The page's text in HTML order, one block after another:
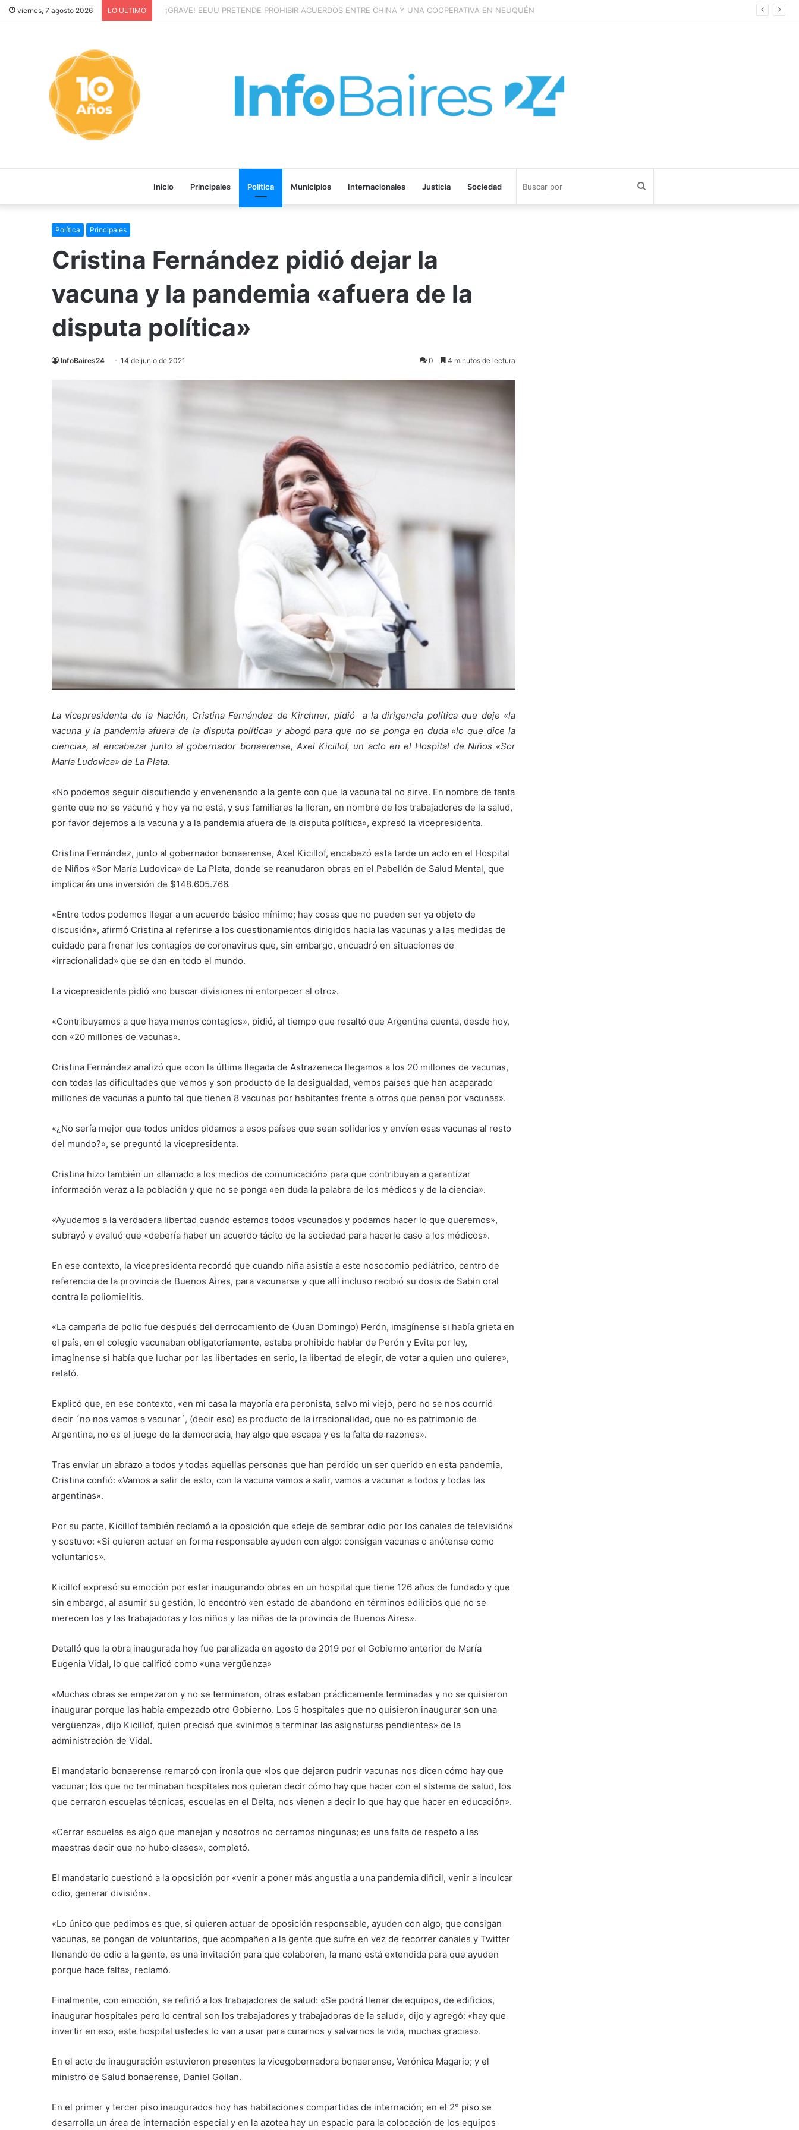
viernes, 7 agosto 2026 LO ULTIMO ¡GRAVE! EEUU PRETENDE PROHIBIR ACUERDOS ENTRE CHINA Y UNA COOPERATIVA EN NEUQUÉN
Inicio Principales Política Municipios Internacionales Justicia Sociedad
Política Principales
Cristina Fernández pidió dejar la
vacuna y la pandemia «afuera de la
disputa política»
InfoBaires24 14 de junio de 2021 0 4 minutos de lectura
La vicepresidenta de la Nación, Cristina Fernández de Kirchner, pidió a la dirigencia política que deje «la
vacuna y la pandemia afuera de la disputa política» y abogó para que no se ponga en duda «lo que dice la
ciencia», al encabezar junto al gobernador bonaerense, Axel Kicillof, un acto en el Hospital de Niños «Sor
María Ludovica» de La Plata.
«No podemos seguir discutiendo y envenenando a la gente con que la vacuna tal no sirve. En nombre de tanta
gente que no se vacunó y hoy ya no está, y sus familiares la lloran, en nombre de los trabajadores de la salud,
por favor dejemos a la vacuna y a la pandemia afuera de la disputa política», expresó la vicepresidenta.
Cristina Fernández, junto al gobernador bonaerense, Axel Kicillof, encabezó esta tarde un acto en el Hospital
de Niños «Sor María Ludovica» de La Plata, donde se reanudaron obras en el Pabellón de Salud Mental, que
implicarán una inversión de $148.605.766.
«Entre todos podemos llegar a un acuerdo básico mínimo; hay cosas que no pueden ser ya objeto de
discusión», afirmó Cristina al referirse a los cuestionamientos dirigidos hacia las vacunas y a las medidas de
cuidado para frenar los contagios de coronavirus que, sin embargo, encuadró en situaciones de
«irracionalidad» que se dan en todo el mundo.
La vicepresidenta pidió «no buscar divisiones ni entorpecer al otro».
«Contribuyamos a que haya menos contagios», pidió, al tiempo que resaltó que Argentina cuenta, desde hoy,
con «20 millones de vacunas».
Cristina Fernández analizó que «con la última llegada de Astrazeneca llegamos a los 20 millones de vacunas,
con todas las dificultades que vemos y son producto de la desigualdad, vemos países que han acaparado
millones de vacunas a punto tal que tienen 8 vacunas por habitantes frente a otros que penan por vacunas».
«¿No sería mejor que todos unidos pidamos a esos países que sean solidarios y envíen esas vacunas al resto
del mundo?», se preguntó la vicepresidenta.
Cristina hizo también un «llamado a los medios de comunicación» para que contribuyan a garantizar
información veraz a la población y que no se ponga «en duda la palabra de los médicos y de la ciencia».
«Ayudemos a la verdadera libertad cuando estemos todos vacunados y podamos hacer lo que queremos»,
subrayó y evaluó que «debería haber un acuerdo tácito de la sociedad para hacerle caso a los médicos».
En ese contexto, la vicepresidenta recordó que cuando niña asistía a este nosocomio pediátrico, centro de
referencia de la provincia de Buenos Aires, para vacunarse y que allí incluso recibió su dosis de Sabin oral
contra la poliomielitis.
«La campaña de polio fue después del derrocamiento de (Juan Domingo) Perón, imagínense si había grieta en
el país, en el colegio vacunaban obligatoriamente, estaba prohibido hablar de Perón y Evita por ley,
imagínense si había que luchar por las libertades en serio, la libertad de elegir, de votar a quien uno quiere»,
relató.
Explicó que, en ese contexto, «en mi casa la mayoría era peronista, salvo mi viejo, pero no se nos ocurrió
decir ´no nos vamos a vacunar´, (decir eso) es producto de la irracionalidad, que no es patrimonio de
Argentina, no es el juego de la democracia, hay algo que escapa y es la falta de razones».
Tras enviar un abrazo a todos y todas aquellas personas que han perdido un ser querido en esta pandemia,
Cristina confió: «Vamos a salir de esto, con la vacuna vamos a salir, vamos a vacunar a todos y todas las
argentinas».
Por su parte, Kicillof también reclamó a la oposición que «deje de sembrar odio por los canales de televisión»
y sostuvo: «Si quieren actuar en forma responsable ayuden con algo: consigan vacunas o anótense como
voluntarios».
Kicillof expresó su emoción por estar inaugurando obras en un hospital que tiene 126 años de fundado y que
sin embargo, al asumir su gestión, lo encontró «en estado de abandono en términos edilicios que no se
merecen los y las trabajadoras y los niños y las niñas de la provincia de Buenos Aires».
Detalló que la obra inaugurada hoy fue paralizada en agosto de 2019 por el Gobierno anterior de María
Eugenia Vidal, lo que calificó como «una vergüenza»
«Muchas obras se empezaron y no se terminaron, otras estaban prácticamente terminadas y no se quisieron
inaugurar porque las había empezado otro Gobierno. Los 5 hospitales que no quisieron inaugurar son una
vergüenza», dijo Kicillof, quien precisó que «vinimos a terminar las asignaturas pendientes» de la
administración de Vidal.
El mandatario bonaerense remarcó con ironía que «los que dejaron pudrir vacunas nos dicen cómo hay que
vacunar; los que no terminaban hospitales nos quieran decir cómo hay que hacer con el sistema de salud, los
que cerraron escuelas técnicas, escuelas en el Delta, nos vienen a decir lo que hay que hacer en educación».
«Cerrar escuelas es algo que manejan y nosotros no cerramos ningunas; es una falta de respeto a las
maestras decir que no hubo clases», completó.
El mandatario cuestionó a la oposición por «venir a poner más angustia a una pandemia difícil, venir a inculcar
odio, generar división».
«Lo único que pedimos es que, si quieren actuar de oposición responsable, ayuden con algo, que consigan
vacunas, se pongan de voluntarios, que acompañen a la gente que sufre en vez de recorrer canales y Twitter
llenando de odio a la gente, es una invitación para que colaboren, la mano está extendida para que ayuden
porque hace falta», reclamó.
Finalmente, con emoción, se refirió a los trabajadores de salud: «Se podrá llenar de equipos, de edificios,
inaugurar hospitales pero lo central son los trabajadores y trabajadoras de la salud», dijo y agregó: «hay que
invertir en eso, este hospital ustedes lo van a usar para curarnos y salvarnos la vida, muchas gracias».
En el acto de inauguración estuvieron presentes la vicegobernadora bonaerense, Verónica Magario; y el
ministro de Salud bonaerense, Daniel Gollan.
En el primer y tercer piso inaugurados hoy has habitaciones compartidas de internación; en el 2° piso se
desarrolla un área de internación especial y en la azotea hay un espacio para la colocación de los equipos